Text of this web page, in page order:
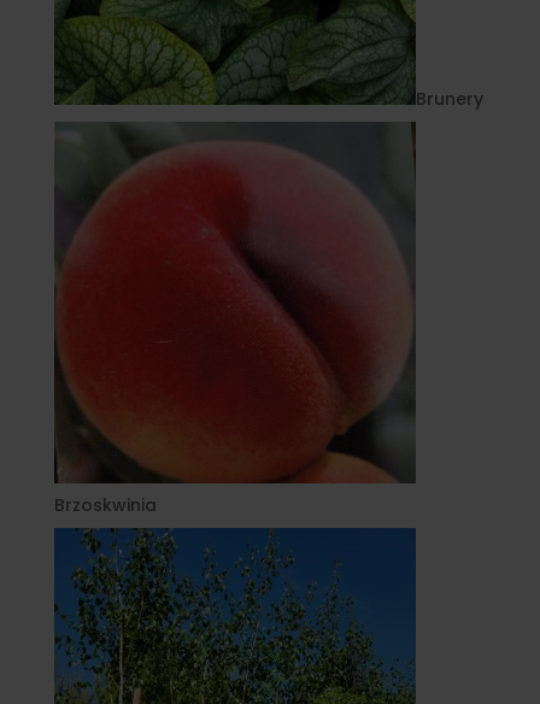
Brunery
Brzoskwinia